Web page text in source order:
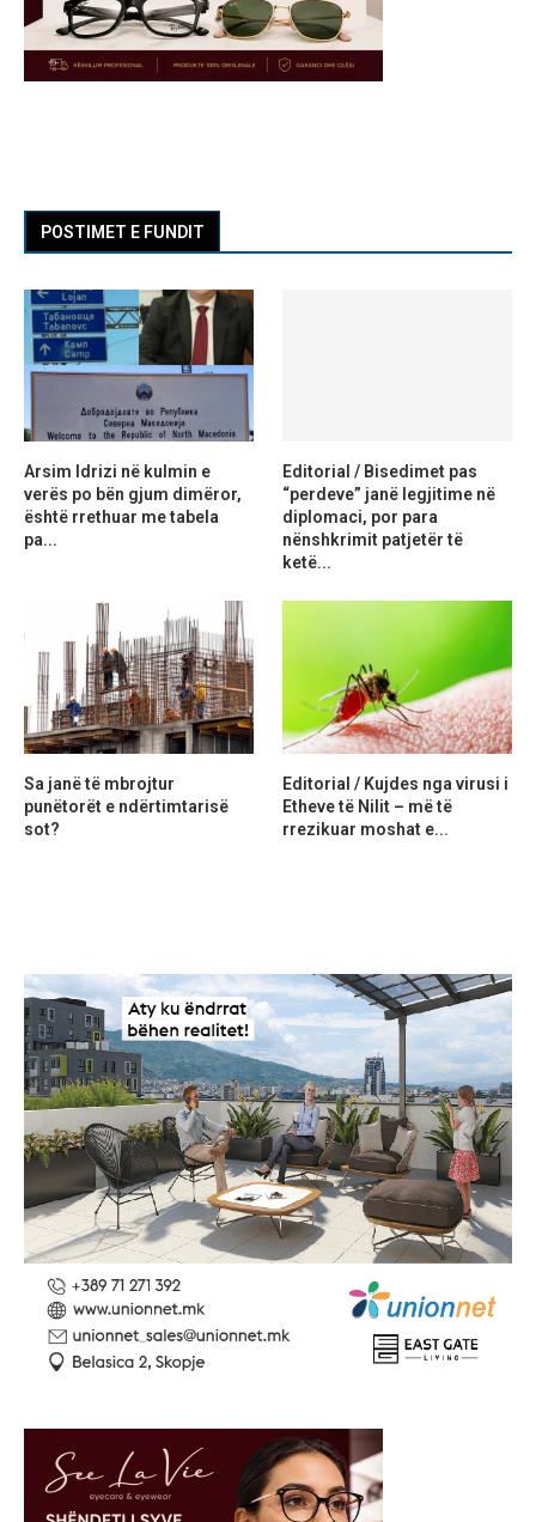
POSTIMET E FUNDIT
Arsim Idrizi në kulmin e
verës po bën gjum dimëror,
është rrethuar me tabela
pa...
Editorial / Bisedimet pas
“perdeve” janë legjitime në
diplomaci, por para
nënshkrimit patjetër të
ketë...
Sa janë të mbrojtur
punëtorët e ndërtimtarisë
sot?
Editorial / Kujdes nga virusi i
Etheve të Nilit – më të
rrezikuar moshat e...